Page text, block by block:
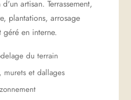
artisan. Terrassement,
plantations, arrosage
en interne.
du terrain
murets et dallages